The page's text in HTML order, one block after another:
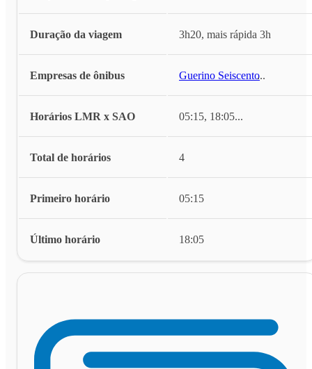
Duração da viagem 3h20, mais rápida 3h
Empresas de ônibus Guerino Seiscento...
Horários LMR x SAO 05:15, 18:05...
Total de horários 4
Primeiro horário 05:15
Último horário 18:05